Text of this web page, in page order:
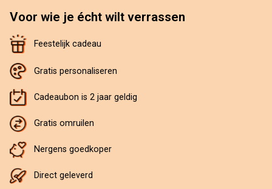
Voor wie je écht wilt verrassen
Feestelijk cadeau
Gratis personaliseren
Cadeaubon is 2 jaar geldig
Gratis omruilen
Nergens goedkoper
Direct geleverd